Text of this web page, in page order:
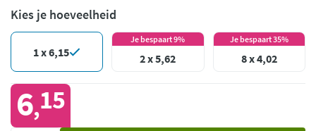
Kies je hoeveelheid
1 x 6,15
Je bespaart 9%
2 x 5,62
Je bespaart 35%
8 x 4,02
6,15